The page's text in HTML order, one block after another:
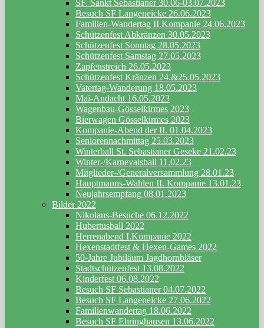
SF. Sankt Sebastianer 30.06-03.07.2023
Besuch SF Langeneicke 26.06.2023
Familien-Wandertag II.Kompanie 24.06.2023
Schützenfest Abkränzen 30.05.2023
Schützenfest Sonntag 28.05.2023
Schützenfest Samstag 27.05.2023
Zapfenstreich 26.05.2023
Schützenfest Kränzen 24.&25.05.2023
Vatertag-Wanderung 18.05.2023
Mai-Andacht 16.05.2023
Wagenbau-Gösselkirmes 2023
Bierwagen Gösselkirmes 2023
Kompanie-Abend der II. 01.04.2023
Seniorennachmittag 25.03.2023
Winterball St. Sebastianer Geseke 21.02.23
Winter-/Karnevalsball 11.02.23
Mitglieder-/Generalversammlung 28.01.23
Hauptmanns-Wahlen II. Kompanie 13.01.23
Neujahrsempfang 08.01.2023
Bilder 2022
Nikolaus-Besuche 06.12.2022
Hubertusball 2022
Herrenabend I.Kompanie 2022
Hexenstadtfest & Hexen-Games 2022
50-Jahre Jubiläum Jagdhornbläser
Stadtschützenfest 13.08.2022
Kinderfest 06.08.2022
Besuch SF Sebastianer 04.07.2022
Besuch SF Langeneicke 27.06.2022
Familienwandertag 18.06.2022
Besuch SF Ehringhausen 13.06.2022